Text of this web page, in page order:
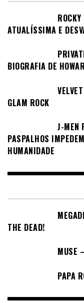
ATUALÍSSIMA E
BIOGRAFIA DE
GLAM ROCK
J-MEN
PASPALHOS
HUMANIDADE
THE DEAD!
MUSE
PAPA